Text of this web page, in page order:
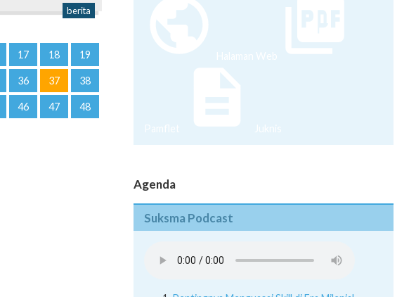
berita
17 18 19
36 37 38
46 47 48
Halaman Web
Pamflet Juknis
Agenda
Suksma Podcast